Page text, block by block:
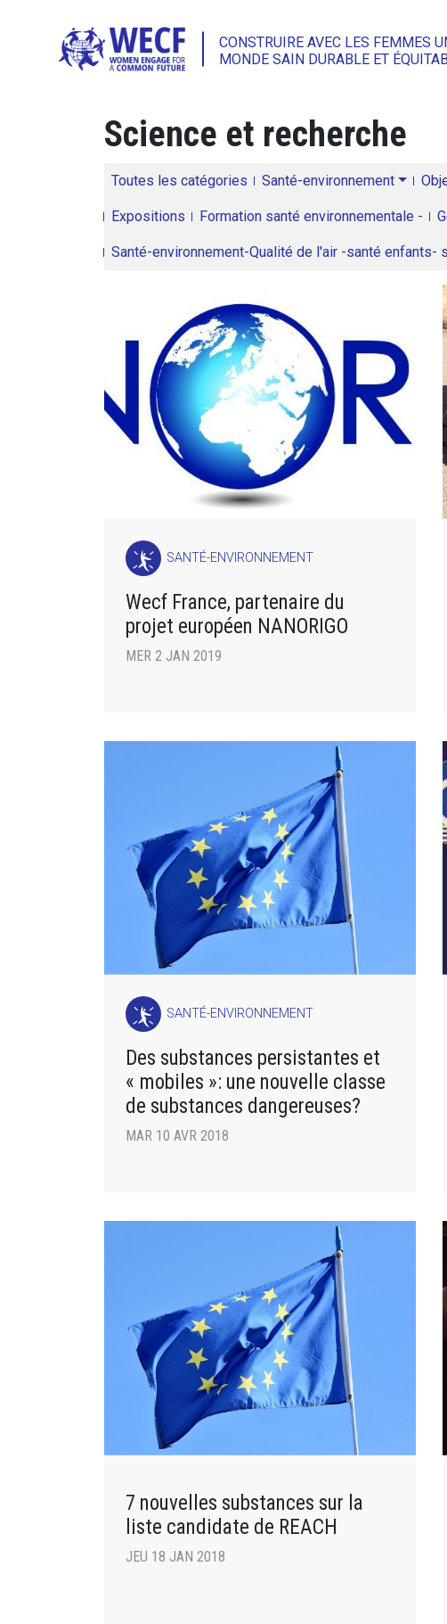
CONSTRUIRE AVEC LES FEMMES
MONDE SAIN DURABLE ET
Science et recherche
Toutes les catégories Santé-environnement
Expositions Formation santé environnementale -
Santé-environnement-Qualité de l'air -santé enfants-
SANTÉ-ENVIRONNEMENT
Wecf France, partenaire du
projet européen NANORIGO
MER 2 JAN 2019
SANTÉ-ENVIRONNEMENT
Des substances persistantes et
« mobiles »: une nouvelle classe
de substances dangereuses?
MAR 10 AVR 2018
7 nouvelles substances sur la
liste candidate de REACH
JEU 18 JAN 2018